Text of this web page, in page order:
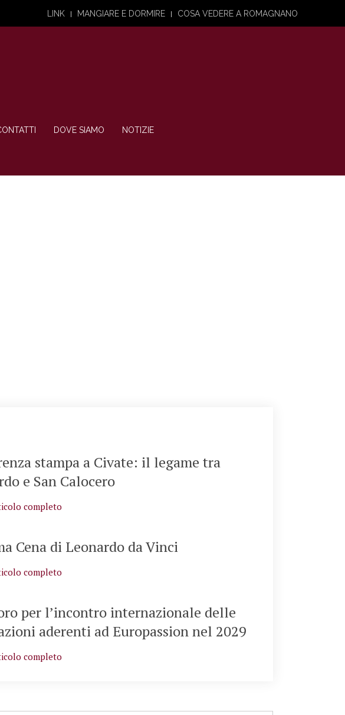
LINK MANGIARE E DORMIRE COSA VEDERE A ROMAGNANO
DOVE SIAMO NOTIZIE
stampa a Civate: il legame tra
e San Calocero
completo
Cena di Leonardo da Vinci
completo
per l’incontro internazionale delle
aderenti ad Europassion nel 2029
completo